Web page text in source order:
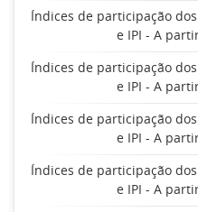
Índices de participação
e IPI - A
Índices de participação
e IPI - A
Índices de participação
e IPI - A
Índices de participação
e IPI - A